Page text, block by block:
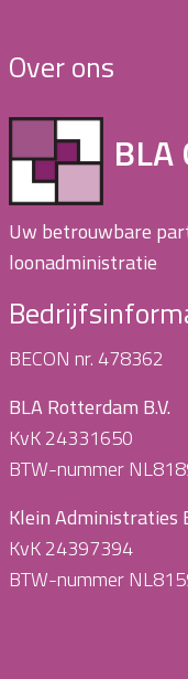
Over ons
BLA
Uw betrouwbare
loonadministratie
BECON nr. 478362
BLA Rotterdam B.V.
KvK 24331650
BTW-nummer
Klein Administraties
KvK 24397394
BTW-nummer